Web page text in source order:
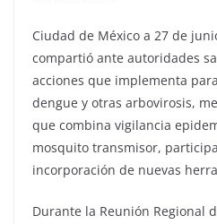
Ciudad de México a 27 de
compartió ante autoridades
acciones que implementa
dengue y otras arbovirosis,
que combina vigilancia
mosquito transmisor,
incorporación de nuevas
Durante la Reunión Regional